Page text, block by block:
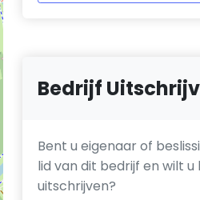
Bedrijf
Bent u eigenaar of
lid van dit bedrijf en wilt u
uitschrijven?